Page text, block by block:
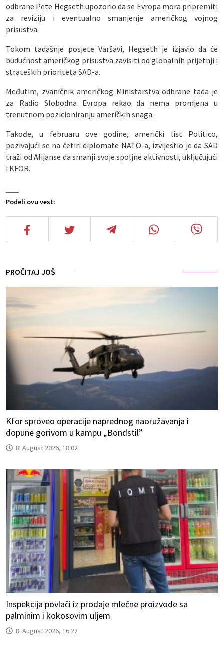
Podeli ovu vest:
odbrane Pete Hegseth upozorio da se Evropa mora pripremiti
za reviziju i eventualno smanjenje američkog vojnog
prisustva.
Tokom tadašnje posjete Varšavi, Hegseth je izjavio da će
budućnost američkog prisustva zavisiti od globalnih prijetnji i
strateških prioriteta SAD-a.
Međutim, zvaničnik američkog Ministarstva odbrane tada je
za Radio Slobodna Evropa rekao da nema promjena u
trenutnom pozicioniranju američkih snaga.
Takođe, u februaru ove godine, američki list Politico,
pozivajući se na četiri diplomate NATO-a, izvijestio je da SAD
traži od Alijanse da smanji svoje spoljne aktivnosti, uključujući
i KFOR.
PROČITAJ JOŠ
Kfor sproveo operacije naprednog naoružavanja i
dopune gorivom u kampu „Bondstil”
8. August 2026, 18:02
Inspekcija povlači iz prodaje mlečne proizvode sa
palminim i kokosovim uljem
8. August 2026, 16:22